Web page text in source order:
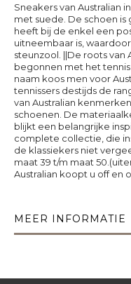
Sneakers van Australian
met suede. De schoen
heeft bij de enkel een
uitneembaar is,
steunzool. ||De roots van
begonnen met het
naam koos men voor
tennissers destijds de
van Australian
schoenen. De
blijkt een belangrijke
complete collectie, die
de klassiekers niet
maat 39 t/m maat
Australian koopt u off en
MEER INFORMATIE